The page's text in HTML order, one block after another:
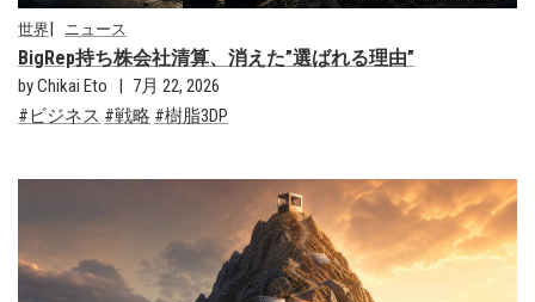
世界 ニュース
BigRep持ち株会社清算、消えた”選ばれる理由”
by Chikai Eto
7月 22, 2026
ビジネス
戦略 樹脂3DP